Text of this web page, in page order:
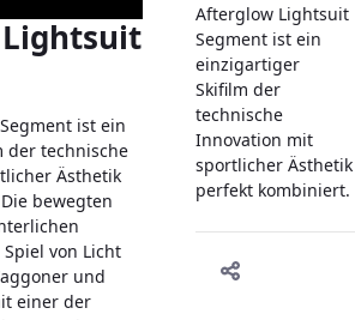
ist ein
der technische
Ästhetik
bewegten
von Licht
und
einer der
Afterglow Lightsuit
Segment ist ein
einzigartiger
Skifilm der
technische
Innovation mit
sportlicher Ästhetik
perfekt kombiniert.